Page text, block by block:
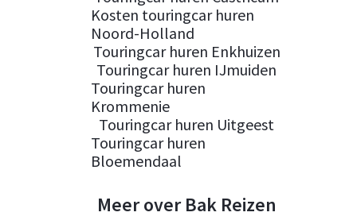
Kosten touringcar huren
Noord-Holland
Touringcar huren Enkhuizen
Touringcar huren IJmuiden
Touringcar huren
Krommenie
Touringcar huren Uitgeest
Touringcar huren
Bloemendaal
Meer over Bak Reizen